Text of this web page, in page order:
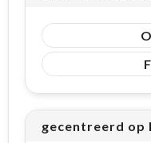
gecentreerd op